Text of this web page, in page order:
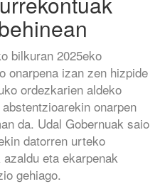
bilkuran 2025eko
onarpena izan zen hizpide
ordezkarien aldeko
onarpen
da. Udal Gobernuak saio
datorren urteko
eta ekarpenak
gehiago.